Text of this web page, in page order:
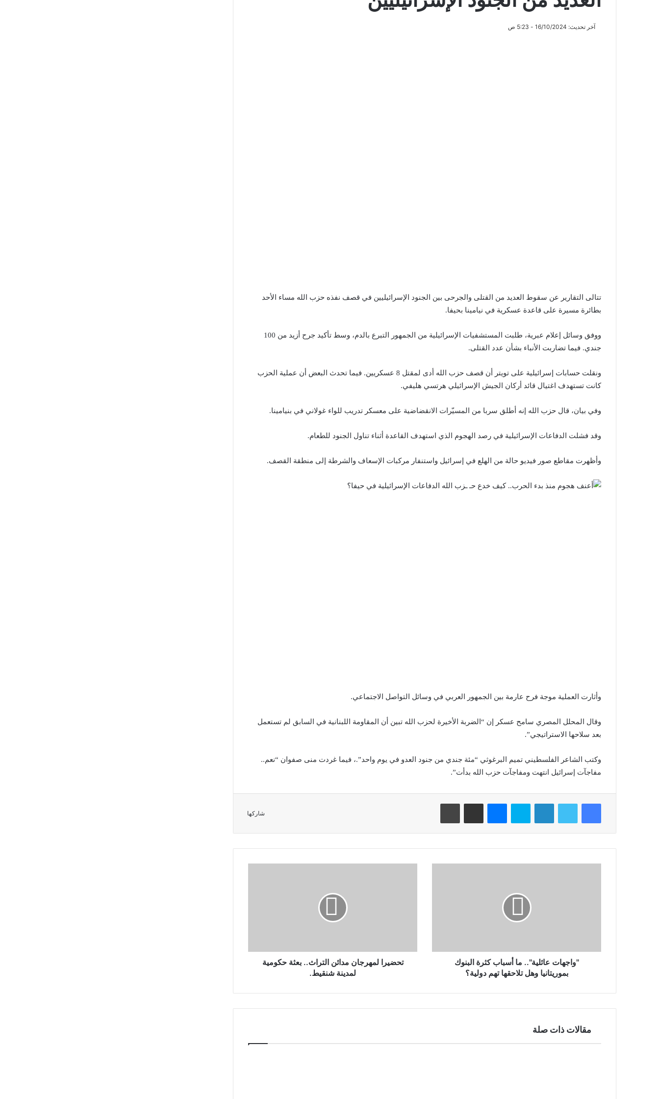
آخر تحديث: 16/10/2024 - 5:23 ص
تتالى التقارير عن سقوط العديد من القتلى والجرحى بين الجنود الإسرائيليين في قصف نفذه حزب الله مساء الأحد
بطائرة مسيرة على قاعدة عسكرية في نيامينا بحيفا.
ووفق وسائل إعلام عبرية، طلبت المستشفيات الإسرائيلية من الجمهور التبرع بالدم، وسط تأكيد جرح أزيد من 100
جندي. فيما تضاربت الأنباء بشأن عدد القتلى.
ونقلت حسابات إسرائيلية على تويتر أن قصف حزب الله أدى لمقتل 8 عسكريين. فيما تحدث البعض أن عملية الحزب
كانت تستهدف اغتيال قائد أركان الجيش الإسرائيلي هرتسي هليفي.
وفي بيان، قال حزب الله إنه أطلق سربا من المسيّرات الانقضاضية على معسكر تدريب للواء غولاني في بنيامينا.
وقد فشلت الدفاعات الإسرائيلية في رصد الهجوم الذي استهدف القاعدة أثناء تناول الجنود للطعام.
وأظهرت مقاطع صور فيديو حالة من الهلع في إسرائيل واستنفار مركبات الإسعاف والشرطة إلى منطقة القصف.
وأثارت العملية موجة فرح عارمة بين الجمهور العربي في وسائل التواصل الاجتماعي.
وقال المحلل المصري سامح عسكر إن “الضربة الأخيرة لحزب الله تبين أن المقاومة اللبنانية في السابق لم تستعمل
بعد سلاحها الاستراتيجي”.
وكتب الشاعر الفلسطيني تميم البرغوثي “مئة جندي من جنود العدو في يوم واحد”.، فيما غردت منى صفوان “نعم..
مفاجآت إسرائيل انتهت ومفاجآت حزب الله بدأت”.
شاركها
فيسبوك تويتر لينكدإن سكايب ماسنجر مشاركة عبر البريد طباعة
تحضيرا لمهرجان مدائن التراث.. بعثة حكومية
لمدينة شنقيط.
"واجهات عائلية".. ما أسباب كثرة البنوك
بموريتانيا وهل تلاحقها تهم دولية؟
مقالات ذات صلة